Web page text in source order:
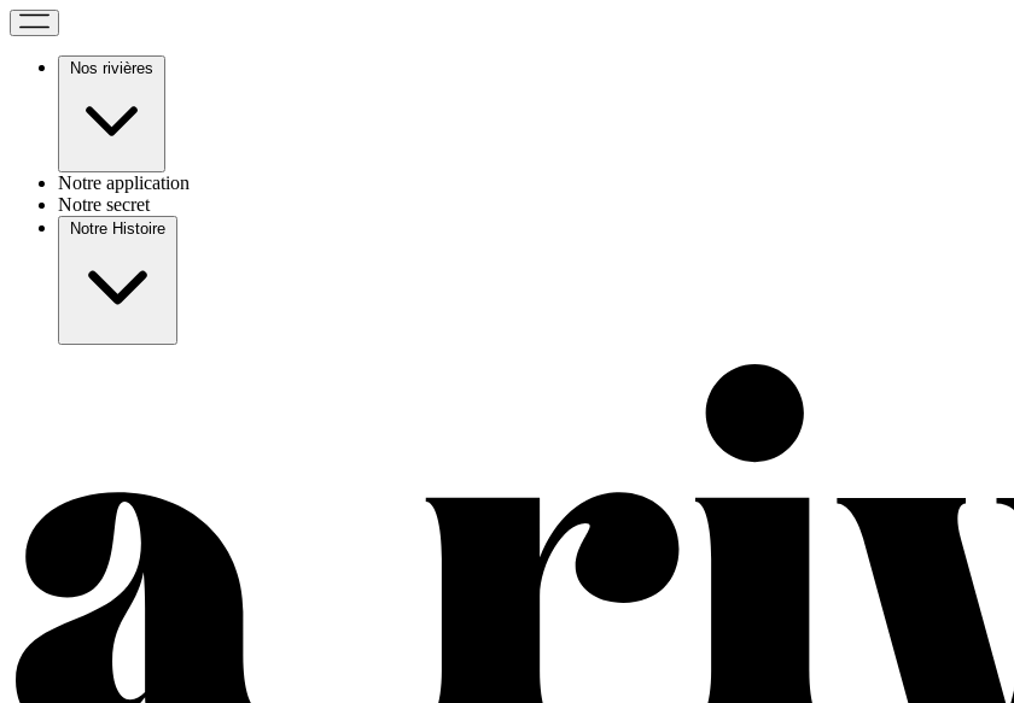
Nos rivières
Notre application
Notre secret
Notre Histoire